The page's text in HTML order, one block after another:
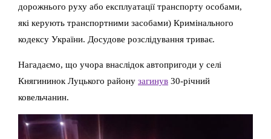
дорожнього руху або експлуатації транспорту особами,
які керують транспортними засобами) Кримінального
кодексу України. Досудове розслідування триває.
Нагадаємо, що учора внаслідок автопригоди у селі
Княгининок Луцького району загинув 30-річний
ковельчанин.